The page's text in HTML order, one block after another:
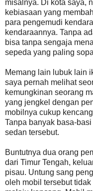
misalnya. Di kota saya,
kebiasaan yang
para pengemudi
kendaraannya. Tanpa
bisa tanpa sengaja
sepeda yang paling
Memang lain lubuk lain
saya pernah melihat
kemungkinan seorang
yang jengkel dengan
mobilnya cukup
Tanpa banyak basa-
sedan tersebut.
Buntutnya dua orang
dari Timur Tengah,
pisau. Untung sang
oleh mobil tersebut